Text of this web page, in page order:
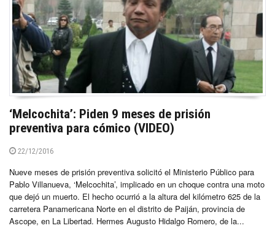
‘Melcochita’: Piden 9 meses de prisión
preventiva para cómico (VIDEO)
22/12/2016
Nueve meses de prisión preventiva solicitó el Ministerio Público para
Pablo Villanueva, ‘Melcochita’, implicado en un choque contra una moto
que dejó un muerto. El hecho ocurrió a la altura del kilómetro 625 de la
carretera Panamericana Norte en el distrito de Paiján, provincia de
Ascope, en La Libertad. Hermes Augusto Hidalgo Romero, de la...